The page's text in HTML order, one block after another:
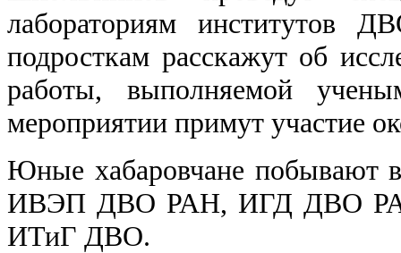
лабораториям
подросткам расскажут об
работы, выполняемой
мероприятии примут участие
Юные хабаровчане побывают в
ИВЭП ДВО РАН, ИГД ДВО
ИТиГ ДВО.